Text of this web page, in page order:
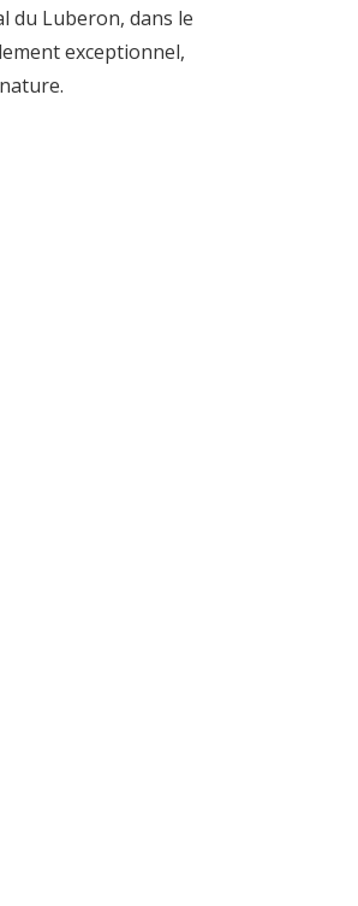
du Luberon, dans le
exceptionnel,